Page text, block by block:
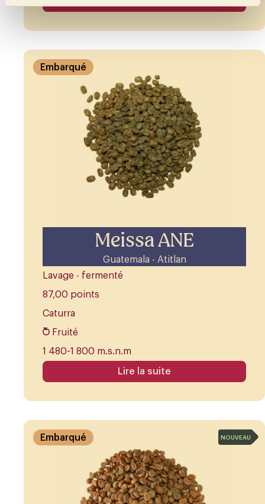
Meissa ANE
Guatemala - Atitlan
Embarqué
Lavage - fermenté
87,00 points
Caturra
Fruité
1 480-1 800 m.s.n.m
Lire la suite
Embarqué NOUVEAU